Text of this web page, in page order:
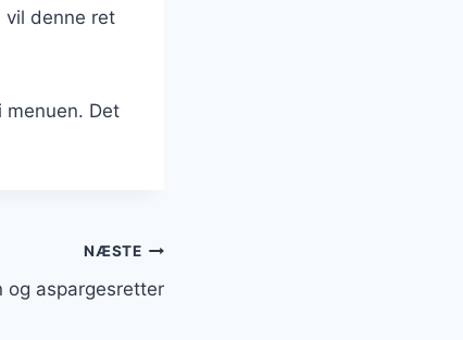
vil denne ret
Det
NÆSTE
og aspargesretter